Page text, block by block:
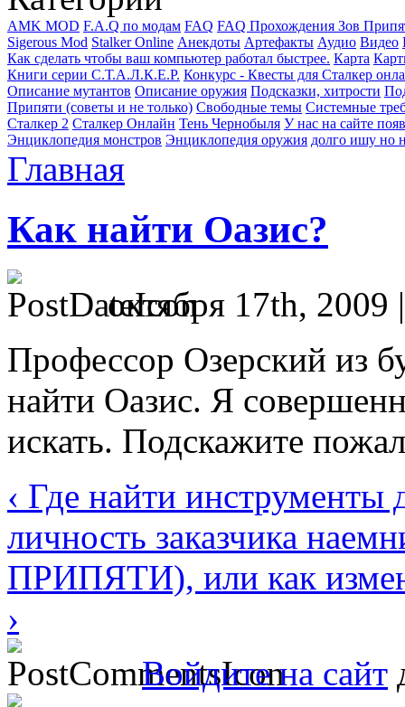
AMK MOD F.A.Q по модам FAQ FAQ Прохождения Зов
Sigerous Mod Stalker Online Анекдоты Артефакты Аудио Видео
Как сделать чтобы ваш компьютер работал быстрее. Карта
Книги серии С.Т.А.Л.К.Е.Р. Конкурс - Квесты для Сталкер
Описание мутантов Описание оружия Подсказки, хитрости
Припяти (советы и не только) Свободные темы Системные
Сталкер 2 Сталкер Онлайн Тень Чернобыля У нас на сайте
Энциклопедия монстров Энциклопедия оружия долго ишу но
Главная
Как найти Оазис?
октября 17th, 2009
Профессор Озерский из
найти Оазис. Я
искать. Подскажите
‹ Где найти инструменты
личность заказчика
ПРИПЯТИ), или как
›
Войдите на сайт